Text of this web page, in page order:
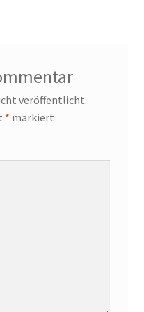
veröffentlicht.
* markiert